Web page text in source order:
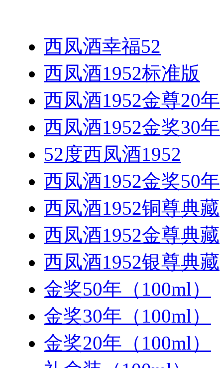
西凤酒幸福52
西凤酒1952标准版
西凤酒1952金尊20年
西凤酒1952金奖30年
52度西凤酒1952
西凤酒1952金奖50年
西凤酒1952铜尊典藏
西凤酒1952金尊典藏
西凤酒1952银尊典藏
金奖50年（100ml）
金奖30年（100ml）
金奖20年（100ml）